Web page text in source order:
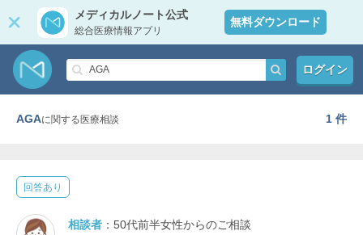
メディカルノート公式
総合医療情報アプリ
無料ダウンロード
ログイン
AGAに関する医療相談 1 件
回答あり
相談者 ：50代前半女性からのご相談